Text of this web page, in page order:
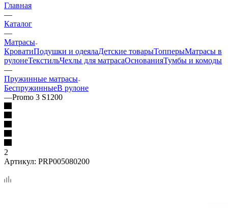
Главная
—
Каталог
—
Матрасы
КроватиПодушки и одеялаДетские товарыТопперыМатрасы в
рулонеТекстильЧехлы для матрасаОснованияТумбы и комоды
—
Пружинные матрасы
БеспружинныеВ рулоне
—Promo 3 S1200
2
Артикул: PRP005080200